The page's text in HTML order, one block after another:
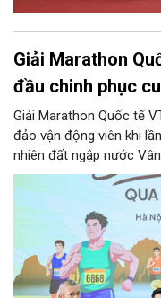
Giải Marathon
đầu chinh phục
Giải Marathon Quốc tế
đảo vận động viên khi
nhiên đất ngập nước